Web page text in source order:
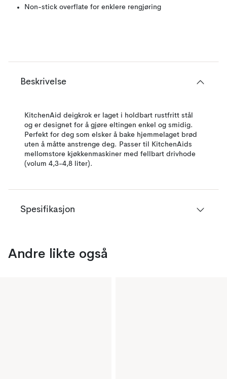
Non-stick overflate for enklere rengjøring
Beskrivelse
KitchenAid deigkrok er laget i holdbart rustfritt stål
og er designet for å gjøre eltingen enkel og smidig.
Perfekt for deg som elsker å bake hjemmelaget brød
uten å måtte anstrenge deg. Passer til KitchenAids
mellomstore kjøkkenmaskiner med fellbart drivhode
(volum 4,3-4,8 liter).
Spesifikasjon
Andre likte også